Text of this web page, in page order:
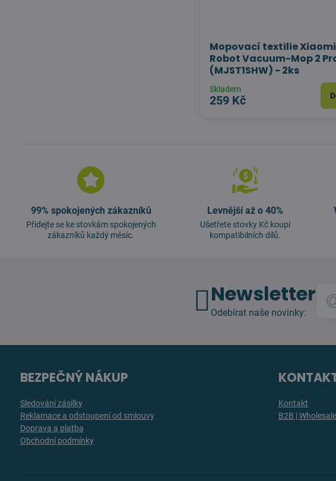
Mopovací textilie
Robot Vacuum-Mop 2
(MJST1SHW) - 2ks
Skladem
259 Kč
99% spokojených zákazníků
Přidejte se ke stovkám spokojených
zákazníků každý měsíc.
Levnější až o 40%
Ušetřete stovky Kč koupí
kompatibilních dílů.
Newsletter
Odebírat naše novinky:
BEZPEČNÝ NÁKUP
Sledování zásilky
Reklamace a odstoupení od smlouvy
Doprava a platba
Obchodní podmínky
Kontakt
B2B | Wholesale